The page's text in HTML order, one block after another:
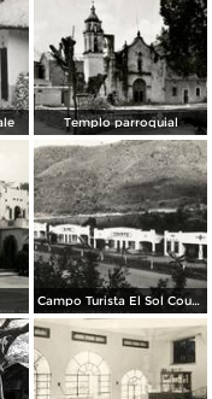
Templo parroquial
Campo Turista El Sol Courts